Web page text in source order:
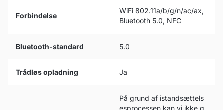
Forbindelse
WiFi 802.11a/b/g/n/ac/ax,
Bluetooth 5.0, NFC
Bluetooth-standard 5.0
Trådløs opladning Ja
På grund af istandsættels
esprocessen kan vi ikke g